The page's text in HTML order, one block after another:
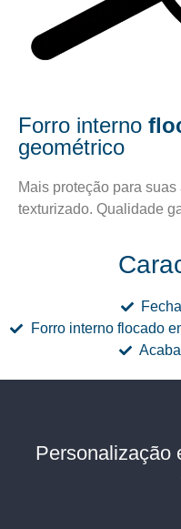
Forro interno
geométrico
Mais proteção para
texturizado. Qualidade
Forro interno flocado
Personalização